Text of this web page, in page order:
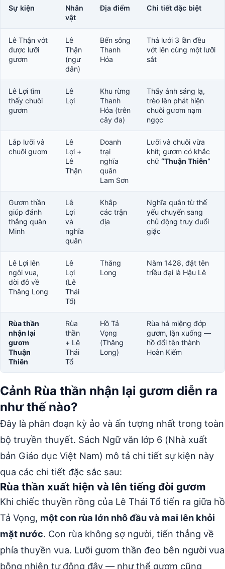
Sự kiện
Nhân
vật
Địa điểm Chi tiết đặc biệt
Lê Thận vớt
được lưỡi
gươm
Lê
Thận
(ngư
dân)
Bến sông
Thanh
Hóa
Thả lưới 3 lần đều
vớt lên cùng một lưỡi
sắt
Lê Lợi tìm
thấy chuôi
gươm
Lê
Lợi
Khu rừng
Thanh
Hóa (trên
cây đa)
Thấy ánh sáng lạ,
trèo lên phát hiện
chuôi gươm nạm
ngọc
Lắp lưỡi và
chuôi gươm
Lê
Lợi +
Lê
Thận
Doanh
trại
nghĩa
quân
Lam Sơn
Lưỡi và chuôi vừa
khít; gươm có khắc
chữ “Thuận Thiên”
Gươm thần
giúp đánh
thắng quân
Minh
Lê
Lợi
và
nghĩa
quân
Khắp
các trận
địa
Nghĩa quân từ thế
yếu chuyển sang
chủ động truy đuổi
giặc
Lê Lợi lên
ngôi vua,
dời đô về
Thăng Long
Lê
Lợi
(Lê
Thái
Tổ)
Thăng
Long
Năm 1428, đặt tên
triều đại là Hậu Lê
Rùa thần
nhận lại
gươm
Thuận
Thiên
Rùa
thần
+ Lê
Thái
Tổ
Hồ Tả
Vọng
(Thăng
Long)
Rùa há miệng đớp
gươm, lặn xuống —
hồ đổi tên thành
Hoàn Kiếm
Cảnh Rùa thần nhận lại gươm diễn ra
như thế nào?
Đây là phân đoạn kỳ ảo và ấn tượng nhất trong toàn
bộ truyền thuyết. Sách Ngữ văn lớp 6 (Nhà xuất
bản Giáo dục Việt Nam) mô tả chi tiết sự kiện này
qua các chi tiết đặc sắc sau:
Rùa thần xuất hiện và lên tiếng đòi gươm
Khi chiếc thuyền rồng của Lê Thái Tổ tiến ra giữa hồ
Tả Vọng, một con rùa lớn nhô đầu và mai lên khỏi
mặt nước. Con rùa không sợ người, tiến thẳng về
phía thuyền vua. Lưỡi gươm thần đeo bên người vua
bỗng nhiên tự động đậy — như thể gươm cũng